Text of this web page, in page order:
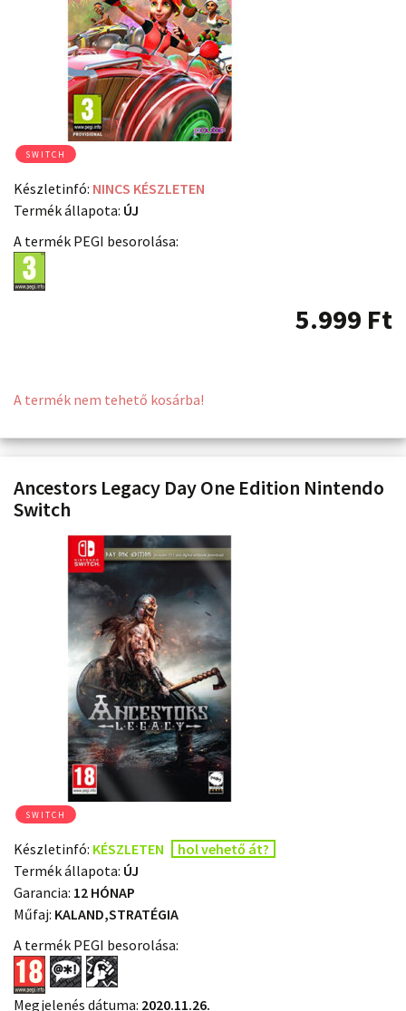
SWITCH
Készletinfó: NINCS KÉSZLETEN
Termék állapota: ÚJ
A termék PEGI besorolása:
5.999 Ft
A termék nem tehető kosárba!
Ancestors Legacy Day One Edition Nintendo
Switch
SWITCH
Készletinfó: KÉSZLETEN
hol vehető át?
Termék állapota: ÚJ
Garancia: 12 HÓNAP
Műfaj: KALAND,STRATÉGIA
A termék PEGI besorolása:
Megjelenés dátuma: 2020.11.26.